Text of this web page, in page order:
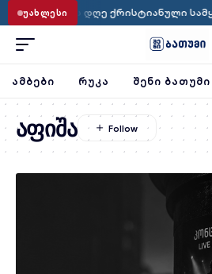
ᲣᲐᲮᲚᲔᲡᲘ
ეს დღე ქრისტიანული
ᲐᲛᲑᲔᲑᲘ ᲠᲣᲙᲐ ᲨᲔᲜᲘ ᲑᲐᲗᲣᲛᲘ
აფიშა